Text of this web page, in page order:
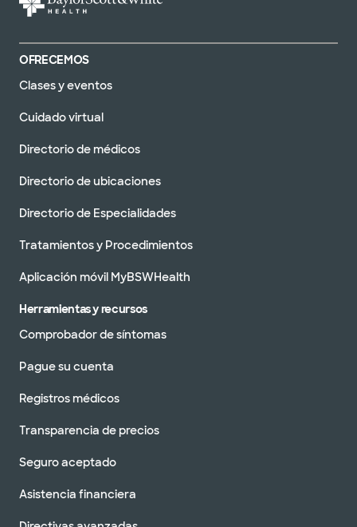
OFRECEMOS
Clases y eventos
Cuidado virtual
Directorio de médicos
Directorio de ubicaciones
Directorio de Especialidades
Tratamientos y Procedimientos
Aplicación móvil MyBSWHealth
Herramientas y recursos
Comprobador de síntomas
Pague su cuenta
Registros médicos
Transparencia de precios
Seguro aceptado
Asistencia financiera